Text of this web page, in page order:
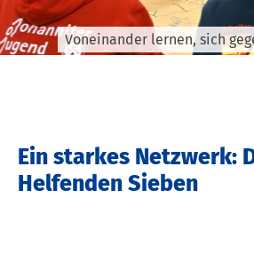
Voneinander lernen, sich
Ein starkes Netzwerk:
Helfenden Sieben